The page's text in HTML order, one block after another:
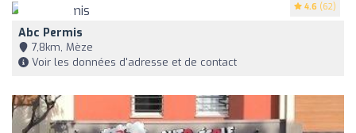
4.6 (62)
Abc Permis
7,8km, Mèze
Voir les données d'adresse et de contact